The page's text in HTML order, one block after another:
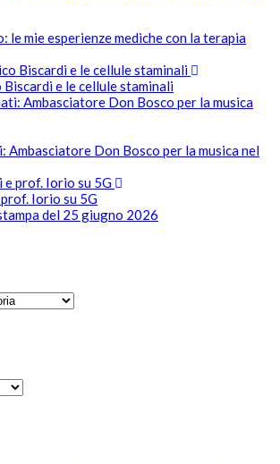
le mie esperienze mediche con la terapia
e le cellule staminali
Ambasciatore Don Bosco per la musica nel
Iorio su 5G
del 25 giugno 2026